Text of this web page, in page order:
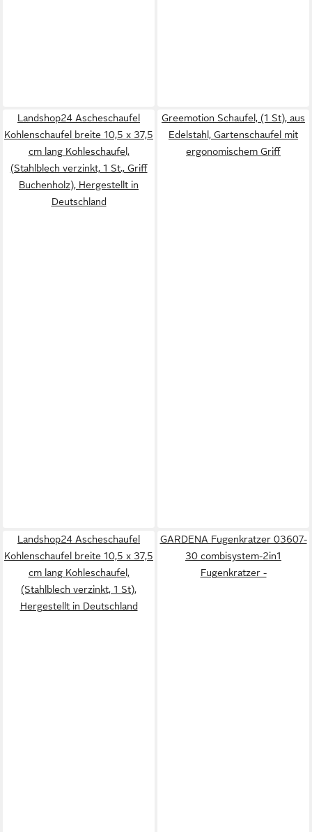
Landshop24 Ascheschaufel
Kohlenschaufel breite 10,5 x 37,5
cm lang Kohleschaufel,
(Stahlblech verzinkt, 1 St., Griff
Buchenholz), Hergestellt in
Deutschland
Greemotion Schaufel, (1 St), aus
Edelstahl, Gartenschaufel mit
ergonomischem Griff
Landshop24 Ascheschaufel
Kohlenschaufel breite 10,5 x 37,5
cm lang Kohleschaufel,
(Stahlblech verzinkt, 1 St),
Hergestellt in Deutschland
GARDENA Fugenkratzer 03607-
30 combisystem-2in1
Fugenkratzer -